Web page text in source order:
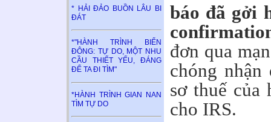
* HẢI ĐẢO BUỒN LÂU BI
ĐÁT
*"HÀNH TRÌNH BIỂN
ĐÔNG: TỰ DO, MỘT NHU
CẦU THIẾT YẾU, ĐÁNG
ĐỂ TA ĐI TÌM"
*HÀNH TRÌNH GIAN NAN
TÌM TỰ DO
báo đã gởi
đơn qua
chóng
sơ thuế của
cho IRS.